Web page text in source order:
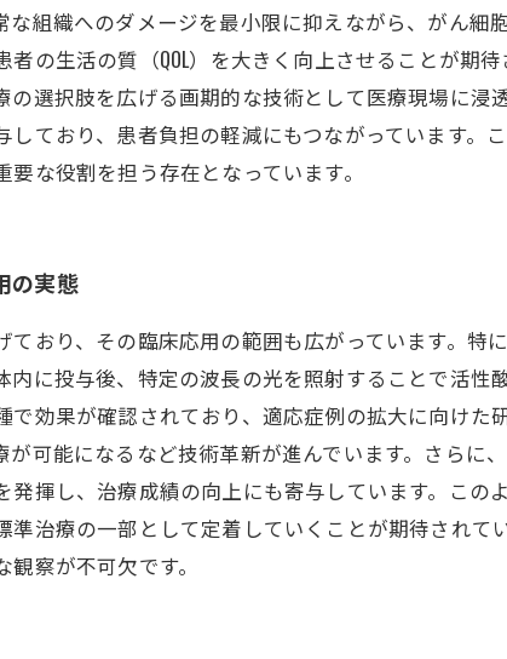
組織へのダメージを最小限に抑えながら、がん
の生活の質（QOL）を大きく向上させることが期
選択肢を広げる画期的な技術として医療現場に
ており、患者負担の軽減にもつながっています。
な役割を担う存在となっています。
の実態
おり、その臨床応用の範囲も広がっています。特に
に投与後、特定の波長の光を照射することで活性
効果が確認されており、適応症例の拡大に向け
が可能になるなど技術革新が進んでいます。さら
揮し、治療成績の向上にも寄与しています。こ
治療の一部として定着していくことが期待され
察が不可欠です。